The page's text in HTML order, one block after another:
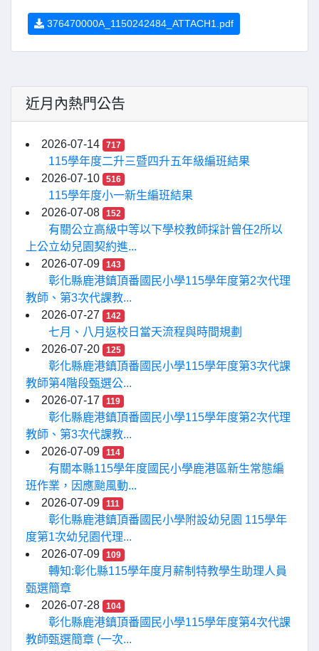
376470000A_1150242484_ATTACH1.pdf
近月內熱門公告
2026-07-14 717
115學年度二升三暨四升五年級編班結果
2026-07-10
516
115學年度小一新生編班結果
2026-07-08
152
有關公立高級中等以下學校教師採計曾任2所以
上公立幼兒園契約進...
2026-07-09
143
彰化縣鹿港鎮頂番國民小學115學年度第2次代理
教師、第3次代課教...
2026-07-27
142
七月、八月返校日當天流程與時間規劃
2026-07-20
125
彰化縣鹿港鎮頂番國民小學115學年度第3次代課
教師第4階段甄選公...
2026-07-17
119
彰化縣鹿港鎮頂番國民小學115學年度第2次代理
教師、第3次代課教...
2026-07-09
114
有關本縣115學年度國民小學鹿港區新生常態編
班作業，因應颱風動...
2026-07-09
111
彰化縣鹿港鎮頂番國民小學附設幼兒園 115學年
度第1次幼兒園代理...
2026-07-09
109
轉知:彰化縣115學年度月薪制特教學生助理人員
甄選簡章
2026-07-28
104
彰化縣鹿港鎮頂番國民小學115學年度第4次代課
教師甄選簡章 (一次...